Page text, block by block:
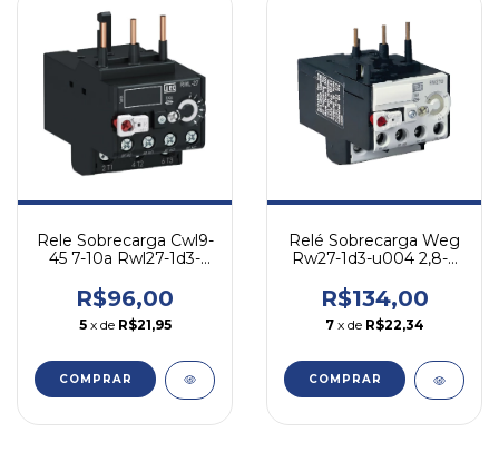
Rele Sobrecarga Cwl9-
45 7-10a Rwl27-1d3-
R$96,00
5 x de R$21,95
COMPRAR
Relé Sobrecarga Weg
Rw27-1d3-u004 2,8-4
R$134,00
7 x de R$22,34
COMPRAR